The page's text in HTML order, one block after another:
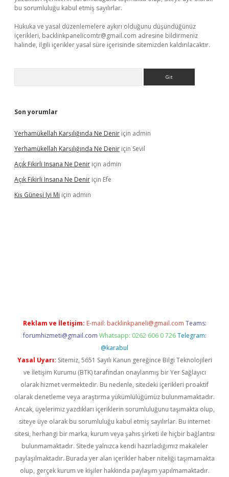
bu sorumluluğu kabul etmiş sayılırlar.
Hukuka ve yasal düzenlemelere aykırı olduğunu düşündüğünüz
içerikleri, backlinkpanelicomtr@gmail.com adresine bildirmeniz
halinde, ilgili içerikler yasal süre içerisinde sitemizden kaldırılacaktır.
Son yorumlar
Yerhamükellah Karşılığında Ne Denir için admin
Yerhamükellah Karşılığında Ne Denir için Sevil
Açık Fikirli Insana Ne Denir için admin
Açık Fikirli Insana Ne Denir için Efe
Kış Güneşi Iyi Mi için admin
Reklam ve İletişim: E-mail: backlinkpaneli@gmail.com Teams:
forumhizmeti@gmail.com Whatsapp: 0262 606 0 726 Telegram:
@karabul
Yasal Uyarı: Sitemiz, 5651 Sayılı Kanun gereğince Bilgi Teknolojileri
ve İletişim Kurumu (BTK) tarafından onaylanmış bir Yer Sağlayıcı
olarak hizmet vermektedir. Bu nedenle, sitedeki içerikleri proaktif
olarak denetleme veya araştırma yükümlülüğümüz bulunmamaktadır.
Ancak, üyelerimiz yazdıkları içeriklerin sorumluluğunu taşımakta olup,
siteye üye olarak bu sorumluluğu kabul etmiş sayılırlar. Bu internet
sitesi, herhangi bir marka, kurum veya şahıs şirketi ile hiçbir bağlantısı
bulunmamaktadır. Sitede yalnızca kendi hazırladığımız makaleler
paylaşılmaktadır. Burada yer alan içerikler haber niteliği taşımamakta
olup, gerçek kurum ve kişiler hakkında paylaşım yapılmamaktadır.